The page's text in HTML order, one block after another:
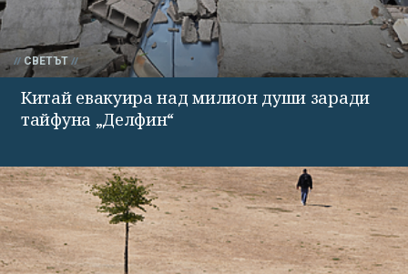
СВЕТЪТ
Китай евакуира над милион души заради
тайфуна „Делфин“